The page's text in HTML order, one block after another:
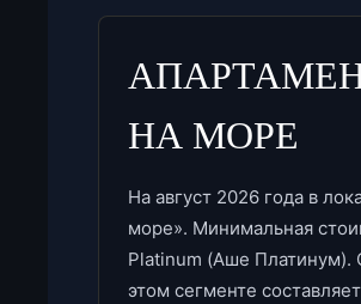
НА МОРЕ
На август 2026 года в
море». Минимальная
Platinum (Аше Платинум).
этом сегменте